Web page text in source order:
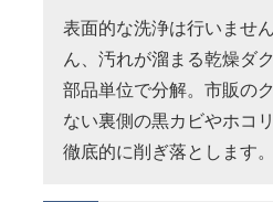
表面的な洗浄は行いませ
ん、汚れが溜まる乾燥ダ
部品単位で分解。市販の
ない裏側の黒カビやホコ
徹底的に削ぎ落とします。